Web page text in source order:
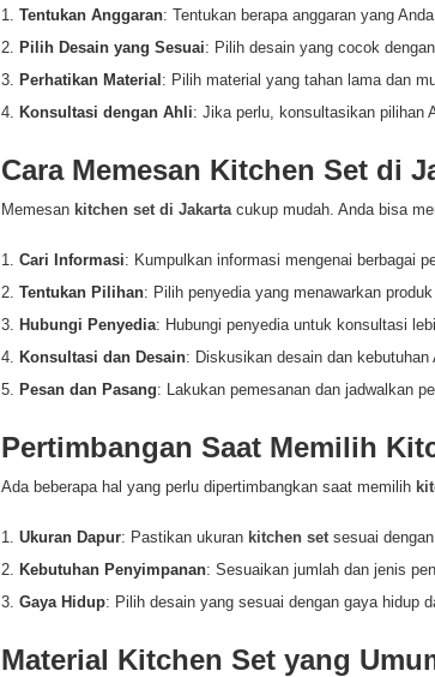
Tentukan Anggaran: Tentukan berapa anggaran yang
Pilih Desain yang Sesuai: Pilih desain yang cocok
Perhatikan Material : Pilih material yang tahan lama dan
Konsultasi dengan Ahli: Jika perlu, konsultasikan pilihan
Cara Memesan Kitchen Set di
Memesan kitchen set di Jakartacukup mudah. Anda bisa
Cari Informasi: Kumpulkan informasi mengenai berbagai
Tentukan Pilihan: Pilih penyedia yang menawarkan
Hubungi Penyedia: Hubungi penyedia untuk konsultasi
Konsultasi dan Desain: Diskusikan desain dan kebutuhan
Pesan dan Pasang: Lakukan pemesanan dan jadwalkan
Pertimbangan Saat Memilih
Ada beberapa hal yang perlu dipertimbangkan saat memilih
Ukuran Dapur: Pastikan ukuran kitchen setsesuai dengan
Kebutuhan Penyimpanan: Sesuaikan jumlah dan jenis
Gaya Hidup: Pilih desain yang sesuai dengan gaya hidup
Material Kitchen Set yang